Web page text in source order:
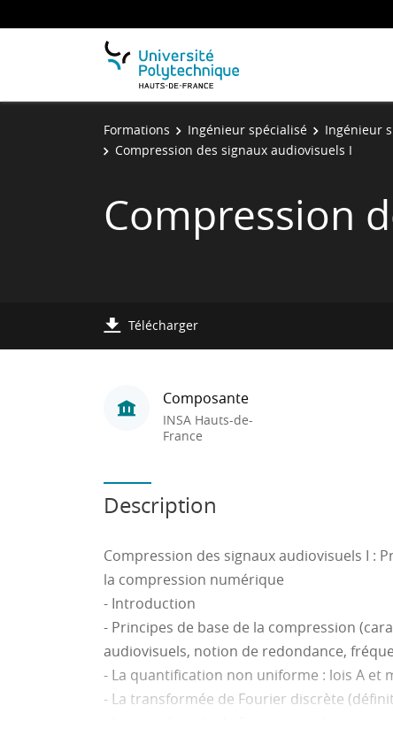
Formations Ingénieur spécialisé Ingénieur
Compression des signaux audiovisuels I
Compression
Télécharger
Composante
INSA Hauts-de-
France
Description
Compression des signaux audiovisuels I :
la compression numérique
- Introduction
- Principes de base de la compression
audiovisuels, notion de redondance,
- La quantification non uniforme : lois A et
- La transformée de Fourier discrète